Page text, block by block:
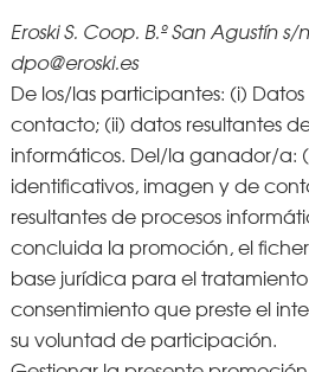
Eroski S. Coop. B.º San Agustín
dpo@eroski.es
De los/las participantes: (i)
contacto; (ii) datos resultantes
informáticos. Del/la ganador/a:
identificativos, imagen y de
resultantes de procesos
concluida la promoción, el
base jurídica para el
consentimiento que preste el
su voluntad de participación.